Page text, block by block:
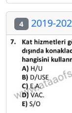
4 2019-